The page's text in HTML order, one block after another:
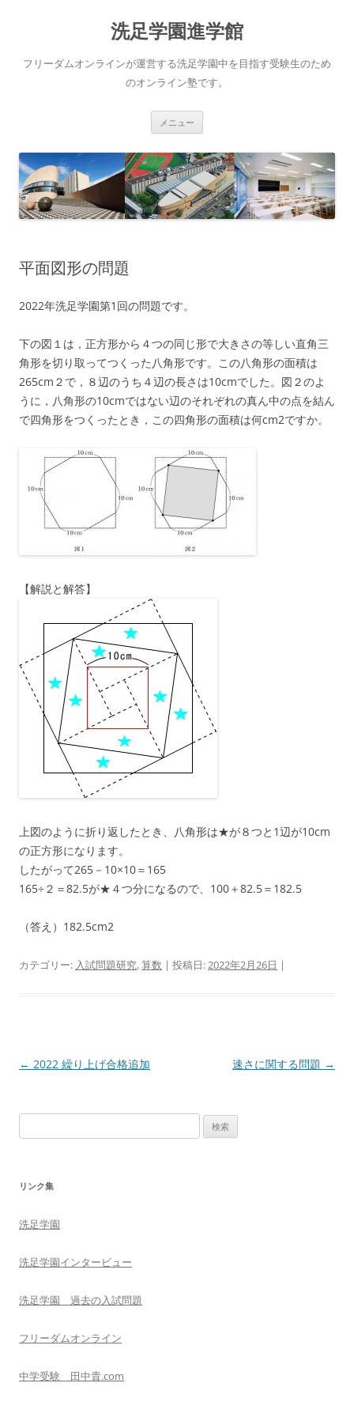
洗足学園進学館
フリーダムオンラインが運営する洗足学園中を目指す受験生のため
のオンライン塾です。
メニュー
ン
ツ
へ
ス
キ
ッ
プ
平面図形の問題
2022年洗足学園第1回の問題です。
下の図１は，正方形から４つの同じ形で大きさの等しい直角三
角形を切り取ってつくった八角形です。この八角形の面積は
265cm２で，８辺のうち４辺の長さは10cmでした。図２のよ
うに，八角形の10cmではない辺のそれぞれの真ん中の点を結ん
で四角形をつくったとき，この四角形の面積は何cm2ですか。
【解説と解答】
上図のように折り返したとき、八角形は★が８つと1辺が10cm
の正方形になります。
したがって265－10×10＝165
165÷２＝82.5が★４つ分になるので、100＋82.5＝182.5
（答え）182.5cm2
カテゴリー: 入試問題研究,算数 | 投稿日:2022年2月26日 |
投
ョ
← 2022 繰り上げ合格追加 速さに関する問題 →
索
リンク集
洗足学園
洗足学園インタービュー
洗足学園 過去の入試問題
フリーダムオンライン
中学受験 田中貴.com